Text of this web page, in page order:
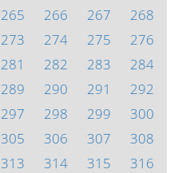
265 266 267
268
273 274 275
276
281 282 283
284
289 290 291
292
297 298 299
300
305 306 307
308
313 314 315
316